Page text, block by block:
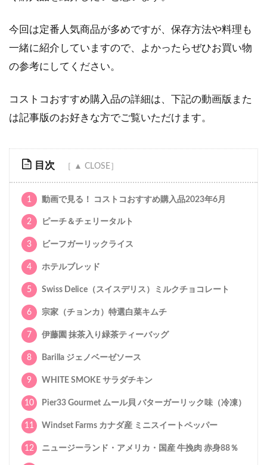
今回は定番人気商品が多めですが、保存方法や料理も
一緒に紹介していますので、よかったらぜひお買い物
の参考にしてください。
コストコおすすめ購入品の詳細は、下記の動画版また
は記事版のお好きな方でご覧いただけます。
目次
1 動画で見る！ コストコおすすめ購入品2023年6月
2 ピーチ＆チェリータルト
3 ビーフガーリックライス
4 ホテルブレッド
5 Swiss Delice（スイスデリス）ミルクチョコレート
6 宗家（チョンカ）特選白菜キムチ
7 伊藤園 抹茶入り緑茶ティーバッグ
8 Barilla ジェノベーゼソース
9 WHITE SMOKE サラダチキン
10 Pier33 Gourmet ムール貝 バターガーリック味（冷凍）
11 Windset Farms カナダ産 ミニスイートペッパー
12 ニュージーランド・アメリカ・国産 牛挽肉 赤身88％